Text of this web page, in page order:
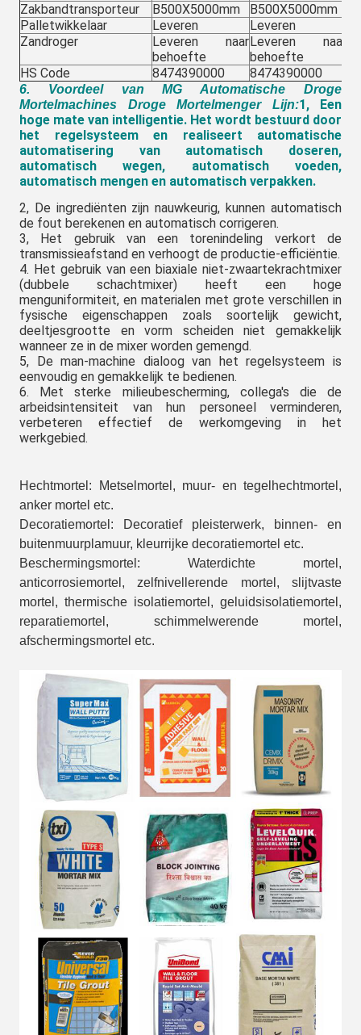
Zakbandtransporteur
B500X5000mm B500X5000mm
Palletwikkelaar
Leveren Leveren
Zandroger
Leveren naar
behoefte
Leveren naar
behoefte
HS Code
8474390000 8474390000
6. Voordeel van MG Automatische Droge
Mortelmachines Droge Mortelmenger Lijn:1, Een
hoge mate van intelligentie. Het wordt bestuurd door
het regelsysteem en realiseert automatische
automatisering van automatisch doseren,
automatisch wegen, automatisch voeden,
automatisch mengen en automatisch verpakken.
2, De ingrediënten zijn nauwkeurig, kunnen automatisch
de fout berekenen en automatisch corrigeren.
3, Het gebruik van een torenindeling verkort de
transmissieafstand en verhoogt de productie-efficiëntie.
4. Het gebruik van een biaxiale niet-zwaartekrachtmixer
(dubbele schachtmixer) heeft een hoge
menguniformiteit, en materialen met grote verschillen in
fysische eigenschappen zoals soortelijk gewicht,
deeltjesgrootte en vorm scheiden niet gemakkelijk
wanneer ze in de mixer worden gemengd.
5, De man-machine dialoog van het regelsysteem is
eenvoudig en gemakkelijk te bedienen.
6. Met sterke milieubescherming, collega's die de
arbeidsintensiteit van hun personeel verminderen,
verbeteren effectief de werkomgeving in het
werkgebied.
Hechtmortel: Metselmortel, muur- en tegelhechtmortel,
anker mortel etc.
Decoratiemortel: Decoratief pleisterwerk, binnen- en
buitenmuurplamuur, kleurrijke decoratiemortel etc.
Beschermingsmortel: Waterdichte mortel,
anticorrosiemortel, zelfnivellerende mortel, slijtvaste
mortel, thermische isolatiemortel, geluidsisolatiemortel,
reparatiemortel, schimmelwerende mortel,
afschermingsmortel etc.